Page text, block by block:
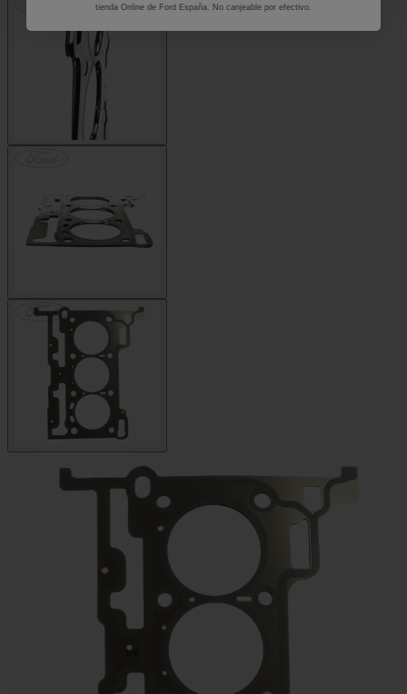
tienda Online de Ford España. No canjeable por efectivo.